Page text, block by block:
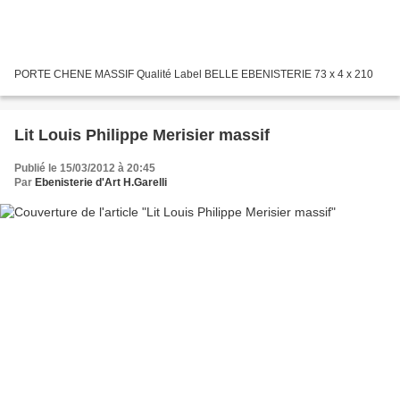
PORTE CHENE MASSIF Qualité Label BELLE EBENISTERIE 73 x 4 x 210
Lit Louis Philippe Merisier massif
Publié le 15/03/2012 à 20:45
Par Ebenisterie d'Art H.Garelli